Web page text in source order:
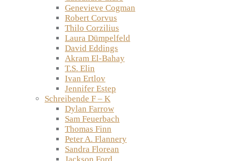
Genevieve Cogman
Robert Corvus
Thilo Corzilius
Laura Dümpelfeld
David Eddings
Akram El-Bahay
T.S. Elin
Ivan Ertlov
Jennifer Estep
Schreibende F – K
Dylan Farrow
Sam Feuerbach
Thomas Finn
Peter A. Flannery
Sandra Florean